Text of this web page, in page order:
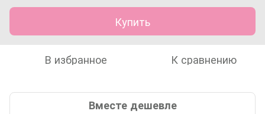
Купить
В избранное К сравнению
Вместе дешевле